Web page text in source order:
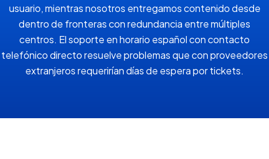
usuario, mientras nosotros entregamos contenido desde
dentro de fronteras con redundancia entre múltiples
centros. El soporte en horario español con contacto
telefónico directo resuelve problemas que con proveedores
extranjeros requerirían días de espera por tickets.